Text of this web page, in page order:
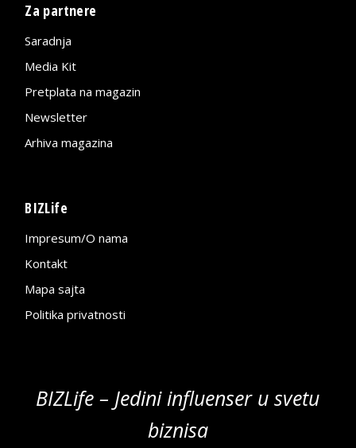
Za partnere
Saradnja
Media Kit
Pretplata na magazin
Newsletter
Arhiva magazina
BIZLife
Impresum/O nama
Kontakt
Mapa sajta
Politika privatnosti
BIZLife – Jedini influenser u svetu
biznisa